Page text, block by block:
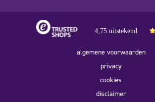
4,75 uitstekend
algemene voorwaarden
privacy
cookies
disclaimer